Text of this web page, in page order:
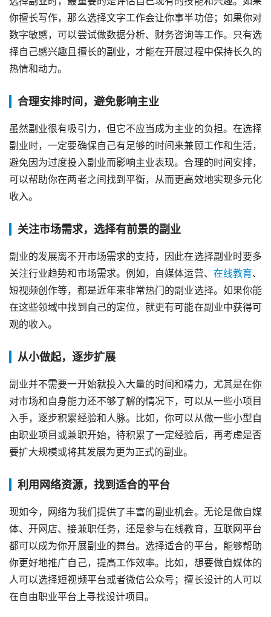
你擅长写作，那么选择文字工作会让你事半功倍；如果你对
数字敏感，可以尝试做数据分析、财务咨询等工作。只有选
择自己感兴趣且擅长的副业，才能在开展过程中保持长久的
热情和动力。
合理安排时间，避免影响主业
虽然副业很有吸引力，但它不应当成为主业的负担。在选择
副业时，一定要确保自己有足够的时间来兼顾工作和生活，
避免因为过度投入副业而影响主业表现。合理的时间安排，
可以帮助你在两者之间找到平衡，从而更高效地实现多元化
收入。
关注市场需求，选择有前景的副业
副业的发展离不开市场需求的支持，因此在选择副业时要多
关注行业趋势和市场需求。例如，自媒体运营、 在线教育、
短视频创作等，都是近年来非常热门的副业选择。如果你能
在这些领域中找到自己的定位，就更有可能在副业中获得可
观的收入。
从小做起，逐步扩展
副业并不需要一开始就投入大量的时间和精力，尤其是在你
对市场和自身能力还不够了解的情况下，可以从一些小项目
入手，逐步积累经验和人脉。比如，你可以从做一些小型自
由职业项目或兼职开始，待积累了一定经验后，再考虑是否
要扩大规模或将其发展为更为正式的副业。
利用网络资源，找到适合的平台
现如今，网络为我们提供了丰富的副业机会。无论是做自媒
体、开网店、接兼职任务，还是参与在线教育，互联网平台
都可以成为你开展副业的舞台。选择适合的平台，能够帮助
你更好地推广自己，提高工作效率。比如，想要做自媒体的
人可以选择短视频平台或者微信公众号；擅长设计的人可以
在自由职业平台上寻找设计项目。